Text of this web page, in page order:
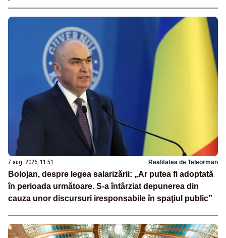
7 aug. 2026, 11:51 Realitatea de Teleorman
Bolojan, despre legea salarizării: „Ar putea fi adoptată
în perioada următoare. S-a întârziat depunerea din
cauza unor discursuri iresponsabile în spaţiul public”